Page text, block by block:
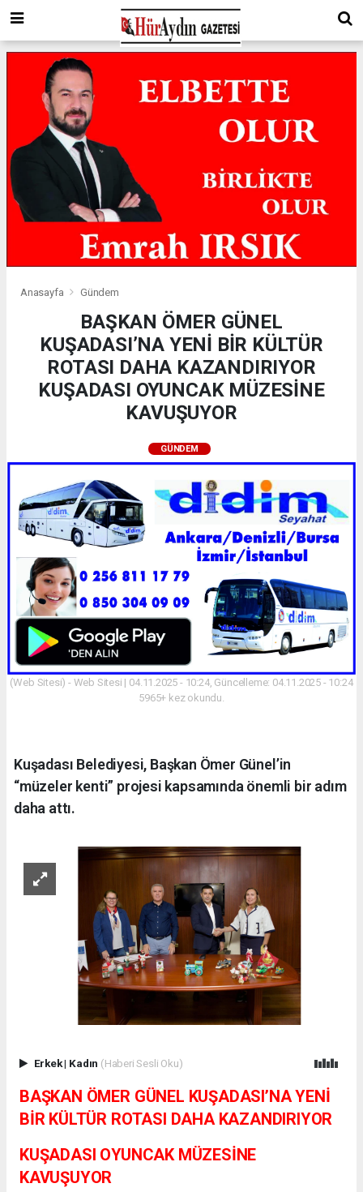
Anasayfa Gündem
BAŞKAN ÖMER GÜNEL
KUŞADASI’NA YENİ BİR KÜLTÜR
ROTASI DAHA KAZANDIRIYOR
KUŞADASI OYUNCAK MÜZESİNE
KAVUŞUYOR
GÜNDEM
(Web Sitesi) - Web Sitesi | 04.11.2025 - 10:24, Güncelleme: 04.11.2025 - 10:24
5965+ kez okundu.
Kuşadası Belediyesi, Başkan Ömer Günel’in
“müzeler kenti” projesi kapsamında önemli bir adım
daha attı.
Erkek| Kadın (Haberi Sesli Oku)
BAŞKAN ÖMER GÜNEL KUŞADASI’NA YENİ
BİR KÜLTÜR ROTASI DAHA KAZANDIRIYOR
KUŞADASI OYUNCAK MÜZESİNE
KAVUŞUYOR